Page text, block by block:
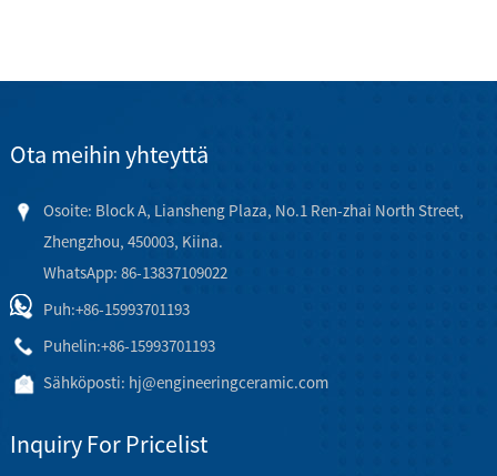
Ota meihin yhteyttä
Osoite: Block A, Liansheng Plaza, No.1 Ren-zhai North Street,
Zhengzhou, 450003, Kiina.
WhatsApp: 86-13837109022
Puh:+86-15993701193
Puhelin:+86-15993701193
Sähköposti: hj@engineeringceramic.com
Inquiry For Pricelist